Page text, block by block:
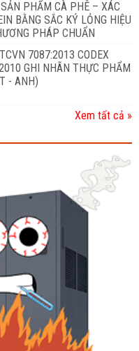
PHẨM CÀ PHÊ – XÁC
BẰNG SẮC KÝ LỎNG HIỆU
PHÁP CHUẨN
7087:2013 CODEX
GHI NHÃN THỰC PHẨM
- ANH)
Xem tất cả »